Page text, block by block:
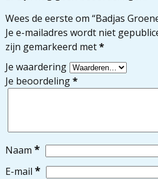
Wees de eerste om “Badjas
Je e-mailadres wordt niet
zijn gemarkeerd met*
Je waardering
Je beoordeling*
Naam *
E-mail *